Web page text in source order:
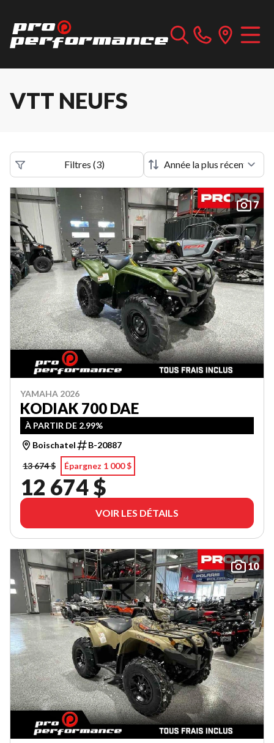
VTT NEUFS
Filtres (3)
7
YAMAHA 2026
KODIAK 700 DAE
À PARTIR DE 2.99%
Boischatel
B-20887
13 674 $
Épargnez 1 000 $
12 674 $
VOIR LES DÉTAILS
10